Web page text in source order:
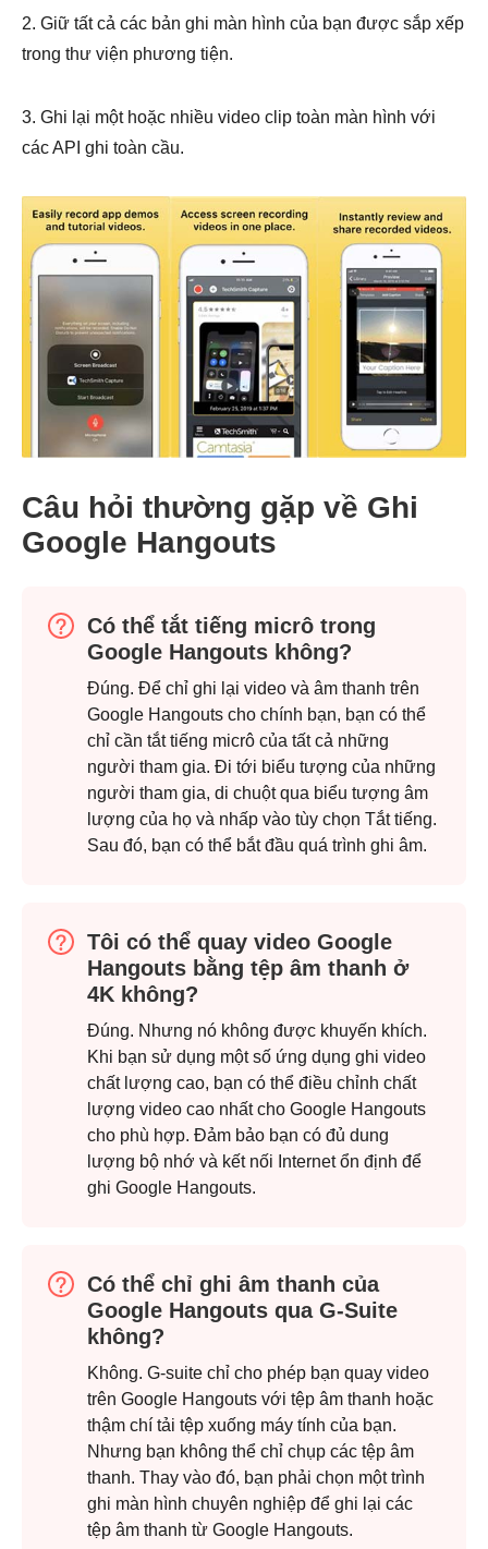
2. Giữ tất cả các bản ghi màn hình của bạn được sắp xếp
trong thư viện phương tiện.
3. Ghi lại một hoặc nhiều video clip toàn màn hình với
các API ghi toàn cầu.
Câu hỏi thường gặp về Ghi
Google Hangouts
Có thể tắt tiếng micrô trong
Google Hangouts không?
Đúng. Để chỉ ghi lại video và âm thanh trên
Google Hangouts cho chính bạn, bạn có thể
chỉ cần tắt tiếng micrô của tất cả những
người tham gia. Đi tới biểu tượng của những
người tham gia, di chuột qua biểu tượng âm
lượng của họ và nhấp vào tùy chọn Tắt tiếng.
Sau đó, bạn có thể bắt đầu quá trình ghi âm.
Tôi có thể quay video Google
Hangouts bằng tệp âm thanh ở
4K không?
Đúng. Nhưng nó không được khuyến khích.
Khi bạn sử dụng một số ứng dụng ghi video
chất lượng cao, bạn có thể điều chỉnh chất
lượng video cao nhất cho Google Hangouts
cho phù hợp. Đảm bảo bạn có đủ dung
lượng bộ nhớ và kết nối Internet ổn định để
ghi Google Hangouts.
Có thể chỉ ghi âm thanh của
Google Hangouts qua G-Suite
không?
Không. G-suite chỉ cho phép bạn quay video
trên Google Hangouts với tệp âm thanh hoặc
thậm chí tải tệp xuống máy tính của bạn.
Nhưng bạn không thể chỉ chụp các tệp âm
thanh. Thay vào đó, bạn phải chọn một trình
ghi màn hình chuyên nghiệp để ghi lại các
tệp âm thanh từ Google Hangouts.